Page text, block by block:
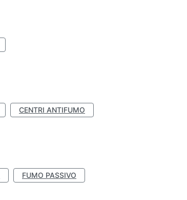
CENTRI ANTIFUMO
FUMO PASSIVO